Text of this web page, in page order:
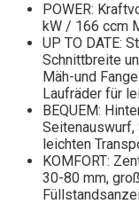
POWER:
kW / 166 ccm
UP TO DATE:
Schnittbreite
Mäh-und
Laufräder für
BEQUEM:
leichten
KOMFORT:
30-80 mm,